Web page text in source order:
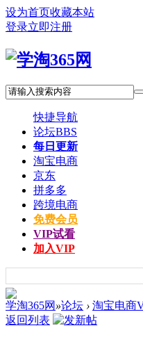
设为首页收藏本站
登录立即注册
快捷导航
论坛BBS
每日更新
淘宝电商
京东
拼多多
跨境电商
免费会员
VIP试看
加入VIP
学淘365网 »论坛 › 淘宝电商
返回列表